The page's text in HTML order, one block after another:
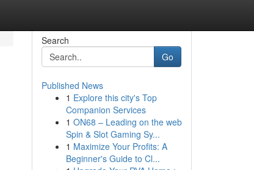
Search
Go
Published News
1 Explore this city's Top
Companion Services
1 ON68 – Leading on the web
Spin & Slot Gaming Sy...
1 Maximize Your Profits: A
Beginner's Guide to Cl...